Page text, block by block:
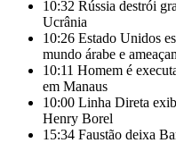
10:32 Rússia destrói
Ucrânia
10:26 Estado Unidos
mundo árabe e
10:11 Homem é
em Manaus
10:00 Linha Direta
Henry Borel
15:34 Faustão deixa